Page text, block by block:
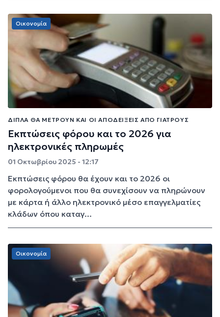
Οικονομία
ΔΙΠΛΆ ΘΑ ΜΕΤΡΟΎΝ ΚΑΙ ΟΙ ΑΠΟΔΕΊΞΕΙΣ ΑΠΌ ΓΙΑΤΡΟΎΣ
Εκπτώσεις φόρου και το 2026 για
ηλεκτρονικές πληρωμές
01 Οκτωβρίου 2025 - 12:17
Εκπτώσεις φόρου θα έχουν και το 2026 οι
φορολογούμενοι που θα συνεχίσουν να πληρώνουν
με κάρτα ή άλλο ηλεκτρονικό μέσο επαγγελματίες
κλάδων όπου καταγ...
Οικονομία